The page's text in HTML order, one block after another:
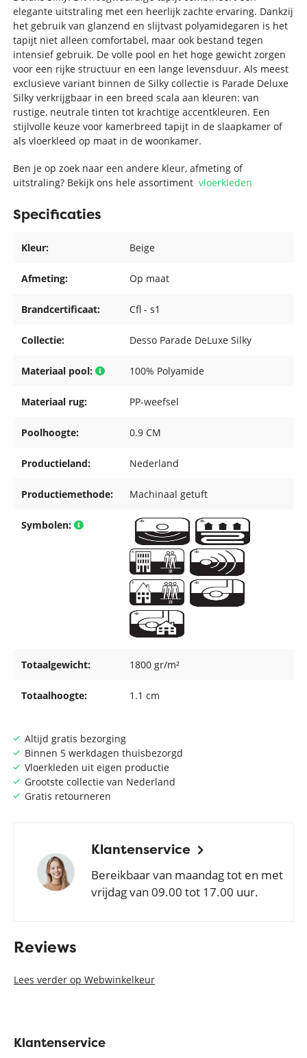
Altijd gratis bezorging
Binnen 5 werkdagen thuisbezorgd
Vloerkleden uit eigen productie
Grootste collectie van Nederland
Gratis retourneren
Klantenservice
Bereikbaar van maandag tot en met
vrijdag van 09.00 tot 17.00 uur.
elegante uitstraling met een heerlijk zachte ervaring. Dankzij
het gebruik van glanzend en slijtvast polyamidegaren is het
tapijt niet alleen comfortabel, maar ook bestand tegen
intensief gebruik. De volle pool en het hoge gewicht zorgen
voor een rijke structuur en een lange levensduur. Als meest
exclusieve variant binnen de Silky collectie is Parade Deluxe
Silky verkrijgbaar in een breed scala aan kleuren: van
rustige, neutrale tinten tot krachtige accentkleuren. Een
stijlvolle keuze voor kamerbreed tapijt in de slaapkamer of
als vloerkleed op maat in de woonkamer.
Ben je op zoek naar een andere kleur, afmeting of
uitstraling? Bekijk ons hele assortimentvloerkleden
Specificaties
Kleur: Beige
Afmeting: Op maat
Brandcertificaat: Cfl - s1
Collectie: Desso Parade DeLuxe Silky
Materiaal pool: 100% Polyamide
Materiaal rug: PP-weefsel
Poolhoogte: 0.9 CM
Productieland: Nederland
Productiemethode: Machinaal getuft
Symbolen:
Totaalgewicht: 1800 gr/m²
Totaalhoogte: 1.1 cm
Reviews
Lees verder op Webwinkelkeur
Klantenservice